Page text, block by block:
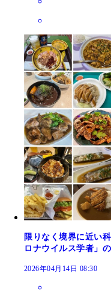
限りなく境界に近い
ロナウイルス学者」
2026年04月14日 08:30